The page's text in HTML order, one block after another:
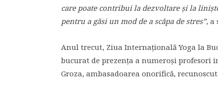
care poate contribui la dezvoltare și la
pentru a găsi un mod de a scăpa de stres”, a
Anul trecut, Ziua Internațională Yoga la
bucurat de prezența a numeroși profesori
Groza, ambasadoarea onorifică,